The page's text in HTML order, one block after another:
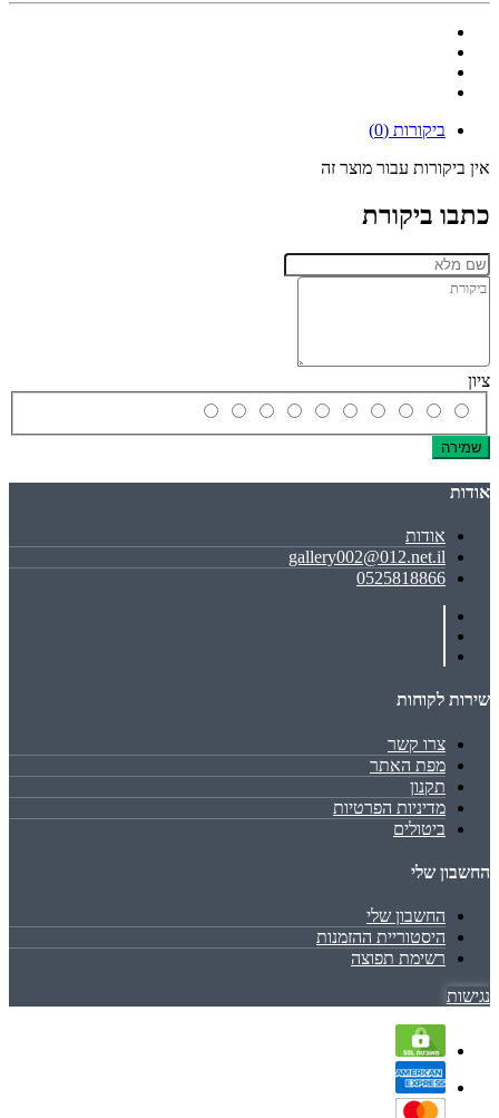
ביקורות (0)
אין ביקורות עבור מוצר זה
כתבו ביקורת
ציון
שמירה
אודות
אודות
gallery002@012.net.il
0525818866
שירות לקוחות
צרו קשר
מפת האתר
תקנון
מדיניות הפרטיות
ביטולים
החשבון שלי
החשבון שלי
היסטוריית ההזמנות
רשימת תפוצה
נגישות